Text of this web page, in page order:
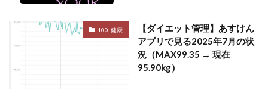
100. 健康
【ダイエット管理】あすけん
アプリで見る2025年7月の状
況（MAX99.35 → 現在
95.90kg）